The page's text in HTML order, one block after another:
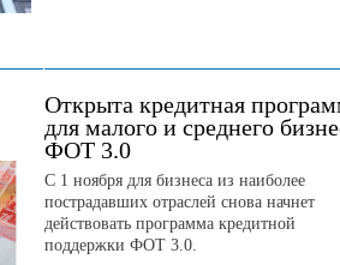
Открыта кредитная
для малого и среднего
ФОТ 3.0
С 1 ноября для бизнеса из наиболее
пострадавших отраслей снова начнет
действовать программа кредитной
поддержки ФОТ 3.0.